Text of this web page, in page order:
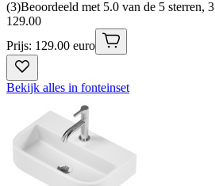
(3)Beoordeeld met 5.0 van de 5 sterren,
129.00
Prijs: 129.00 euro
Bekijk alles in fonteinset